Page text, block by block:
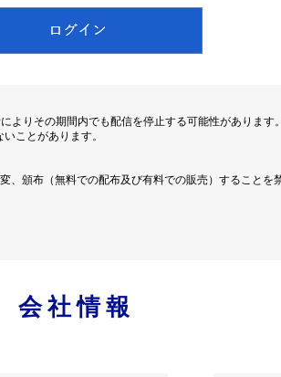
よりその期間内でも配信を停止する可能性があります。
ことがあります。
頒布（無料での配布及び有料での販売）することを
会社情報